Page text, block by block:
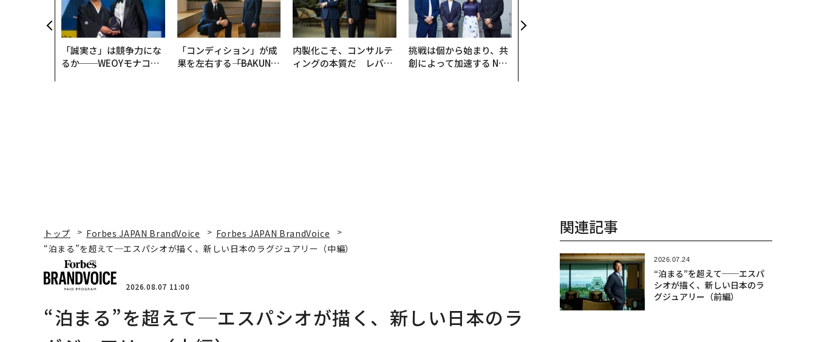
「誠実さ」は競争力にな
るか──WEOYモナコで
「コンディション」が成
果を左右する――「BAKUN
内製化こそ、コンサルテ
ィングの本質だ レバレ
挑戦は個から始まり、共
創によって加速する NOR
トップ Forbes JAPAN BrandVoice
Forbes JAPAN BrandVoice
“泊まる”を超えて─エスパシオが描く、新しい日本のラグジュアリー（中編）
2026.08.07 11:00
“泊まる”を超えて─エスパシオが描く、新しい日本のラ
関連記事
2026.07.24
“泊まる”を超えて──エスパ
シオが描く、新しい日本のラ
グジュアリー（前編）